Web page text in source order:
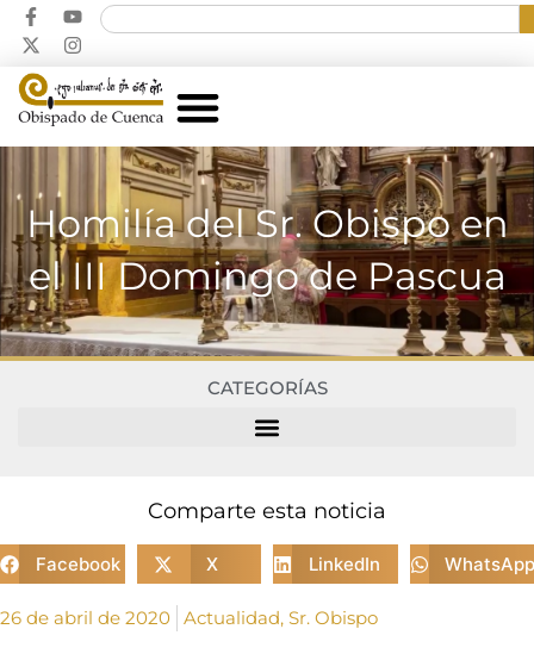
Homilía del Sr. Obispo en
el III Domingo de Pascua
CATEGORÍAS
Comparte esta noticia
Facebook X LinkedIn WhatsApp
26 de abril de 2020 Actualidad, Sr. Obispo